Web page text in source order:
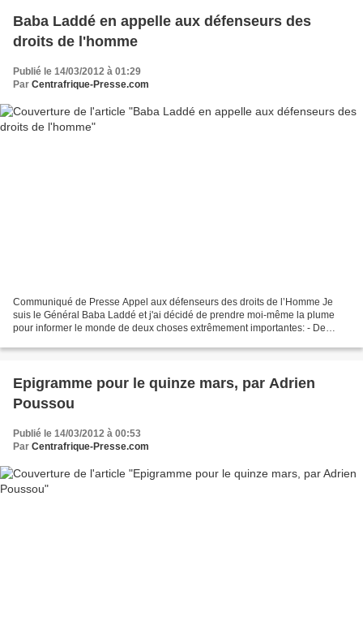
Baba Laddé en appelle aux défenseurs des
droits de l'homme
Publié le 14/03/2012 à 01:29
Par Centrafrique-Presse.com
Communiqué de Presse Appel aux défenseurs des droits de l’Homme Je
suis le Général Baba Laddé et j'ai décidé de prendre moi-même la plume
pour informer le monde de deux choses extrêmement importantes: - De
Epigramme pour le quinze mars, par Adrien
Poussou
Publié le 14/03/2012 à 00:53
Par Centrafrique-Presse.com